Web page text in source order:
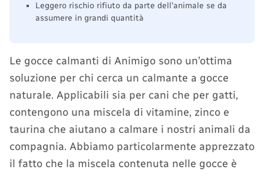
Leggero rischio rifiuto da parte dell'animale se da
assumere in grandi quantità
Le gocce calmanti di Animigo sono un’ottima
soluzione per chi cerca un calmante a gocce
naturale. Applicabili sia per cani che per gatti,
contengono una miscela di vitamine, zinco e
taurina che aiutano a calmare i nostri animali da
compagnia. Abbiamo particolarmente apprezzato
il fatto che la miscela contenuta nelle gocce è